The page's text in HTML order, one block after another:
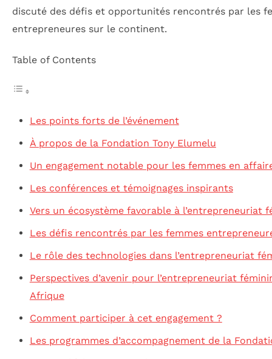
discuté des défis et opportunités rencontrés par les
entrepreneures sur le continent.
Table of Contents
Les points forts de l’événement
À propos de la Fondation Tony Elumelu
Un engagement notable pour les femmes en
Les conférences et témoignages inspirants
Vers un écosystème favorable à l’entrepreneuriat
Les défis rencontrés par les femmes
Le rôle des technologies dans l’entrepreneuriat
Perspectives d’avenir pour l’entrepreneuriat
Afrique
Comment participer à cet engagement ?
Les programmes d’accompagnement de la